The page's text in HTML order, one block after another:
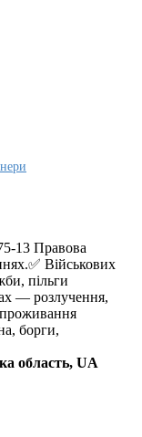
13 Правова
Військових
пільги
— розлучення,
проживання
борги,
область, UA